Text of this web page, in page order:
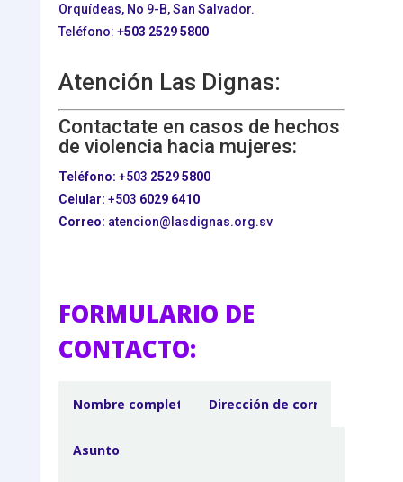
Orquídeas, No 9-B, San Salvador.
Teléfono: +503 2529 5800
Atención Las Dignas:
Contactate en casos de hechos
de violencia hacia mujeres:
Teléfono: +503 2529 5800
Celular: +503 6029 6410
Correo: atencion@lasdignas.org.sv
FORMULARIO DE
CONTACTO: